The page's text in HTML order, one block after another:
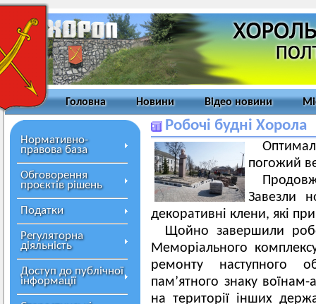
Головна Новини Відео новини
Нормативно-
правова база
Обговорення
проєктів рішень
Податки
Регуляторна
діяльність
Доступ до публічної
інформації
Робочі будні Хорола
погожий
Завезли
декоративні клени, які
Щойно завершили
Меморіального
ремонту наступного
пам’ятного знаку
на території інших